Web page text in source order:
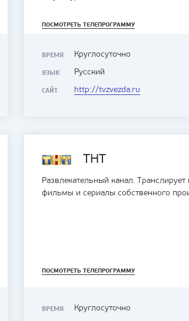
ПОСМОТРЕТЬ ТЕЛЕПРОГРАММУ
ВРЕМЯ Круглосуточно
ЯЗЫК Русский
САЙТ http://tvzvezda.ru
ТНТ
Развлекательный канал.
фильмы и сериалы собственного
ПОСМОТРЕТЬ ТЕЛЕПРОГРАММУ
ВРЕМЯ Круглосуточно